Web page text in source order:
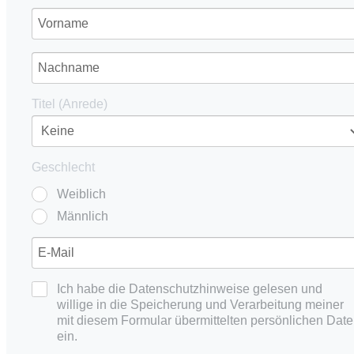
Titel (Anrede)
Geschlecht
Weiblich
Männlich
Ich habe die Datenschutzhinweise gelesen und
willige in die Speicherung und Verarbeitung meiner
mit diesem Formular übermittelten persönlichen
ein.